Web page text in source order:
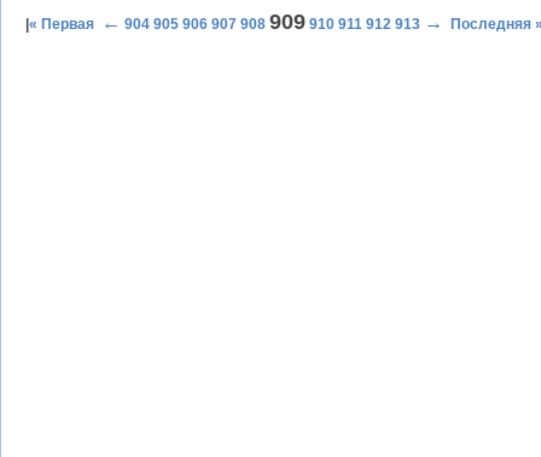
« Первая ← 904 905 906 907 908 909 910 911 912 913 → Последняя